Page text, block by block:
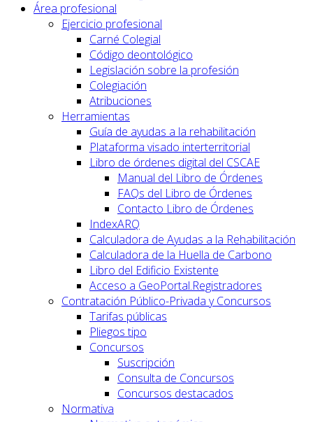
Área profesional
Ejercicio profesional
Carné Colegial
Código deontológico
Legislación sobre la profesión
Colegiación
Atribuciones
Herramientas
Guía de ayudas a la rehabilitación
Plataforma visado interterritorial
Libro de órdenes digital del CSCAE
Manual del Libro de Órdenes
FAQs del Libro de Órdenes
Contacto Libro de Órdenes
IndexARQ
Calculadora de Ayudas a la Rehabilitación
Calculadora de la Huella de Carbono
Libro del Edificio Existente
Acceso a GeoPortal.Registradores
Contratación Público-Privada y Concursos
Tarifas públicas
Pliegos tipo
Concursos
Suscripción
Consulta de Concursos
Concursos destacados
Normativa